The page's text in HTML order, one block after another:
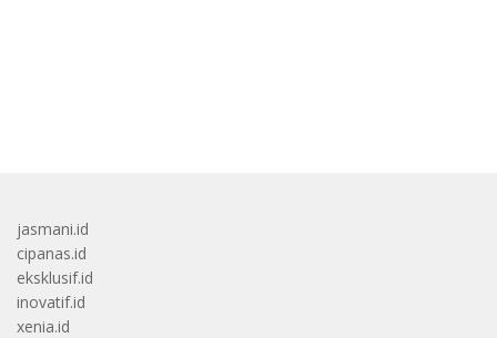
jasmani.id
cipanas.id
eksklusif.id
inovatif.id
xenia.id